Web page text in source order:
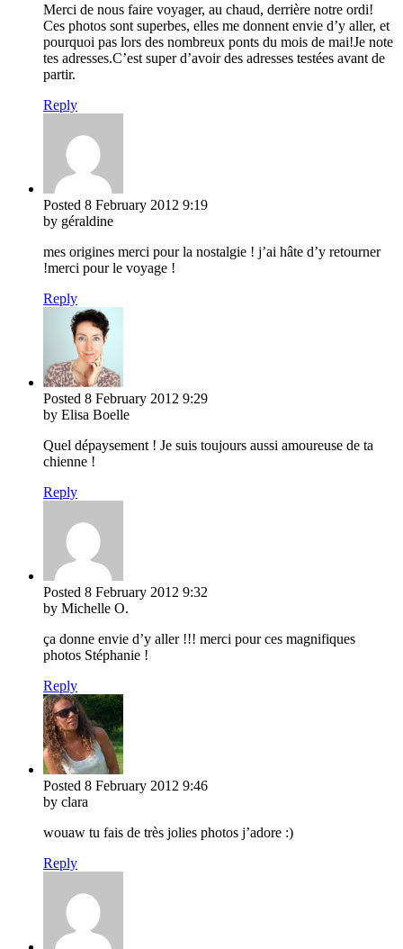
Merci de nous faire voyager, au chaud, derrière notre ordi!
Ces photos sont superbes, elles me donnent envie d’y aller, et
pourquoi pas lors des nombreux ponts du mois de mai!Je note
tes adresses.C’est super d’avoir des adresses testées avant de
partir.
Reply
Posted 8 February 2012 9:19
by géraldine
mes origines merci pour la nostalgie ! j’ai hâte d’y retourner
!merci pour le voyage !
Reply
Posted 8 February 2012 9:29
by Elisa Boelle
Quel dépaysement ! Je suis toujours aussi amoureuse de ta
chienne !
Reply
Posted 8 February 2012 9:32
by Michelle O.
ça donne envie d’y aller !!! merci pour ces magnifiques
photos Stéphanie !
Reply
Posted 8 February 2012 9:46
by clara
wouaw tu fais de très jolies photos j’adore :)
Reply